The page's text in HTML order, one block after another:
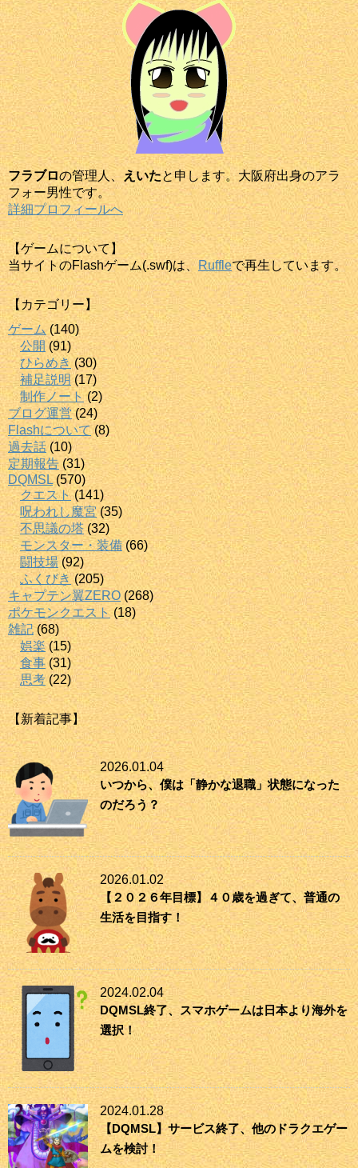
フラブロの管理人、 えいたと申します。大阪府出身のアラ
フォー男性です。
詳細プロフィールへ
【ゲームについて】
当サイトのFlashゲーム(.swf)は、Ruffleで再生しています。
【カテゴリー】
ゲーム (140)
公開 (91)
ひらめき(30)
補足説明(17)
制作ノート(2)
ブログ運営(24)
Flashについて(8)
過去話(10)
定期報告 (31)
DQMSL(570)
クエスト(141)
呪われし魔宮(35)
不思議の塔 (32)
モンスター・装備(66)
闘技場 (92)
ふくびき(205)
キャプテン翼ZERO (268)
ポケモンクエスト (18)
雑記(68)
娯楽(15)
食事 (31)
思考(22)
【新着記事】
2026.01.04
いつから、僕は「静かな退職」状態になった
のだろう？
2026.01.02
【２０２６年目標】４０歳を過ぎて、普通の
生活を目指す！
2024.02.04
DQMSL終了、スマホゲームは日本より海外を
選択！
2024.01.28
【DQMSL】サービス終了、他のドラクエゲー
ムを検討！